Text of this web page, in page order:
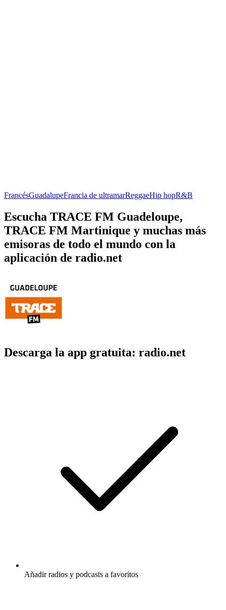
FrancésGuadalupeFrancia de ultramarReggaeHip hopR&B
Escucha TRACE FM Guadeloupe,
TRACE FM Martinique y muchas más
emisoras de todo el mundo con la
aplicación de radio.net
Descarga la app gratuita: radio.net
Añadir radios y podcasts a favoritos